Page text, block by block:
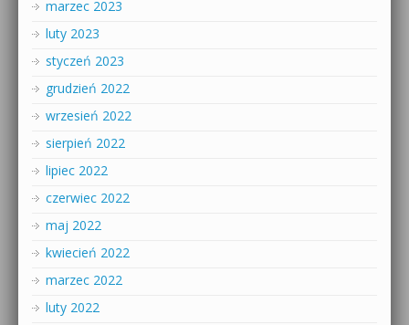
marzec 2023
luty 2023
styczeń 2023
grudzień 2022
wrzesień 2022
sierpień 2022
lipiec 2022
czerwiec 2022
maj 2022
kwiecień 2022
marzec 2022
luty 2022